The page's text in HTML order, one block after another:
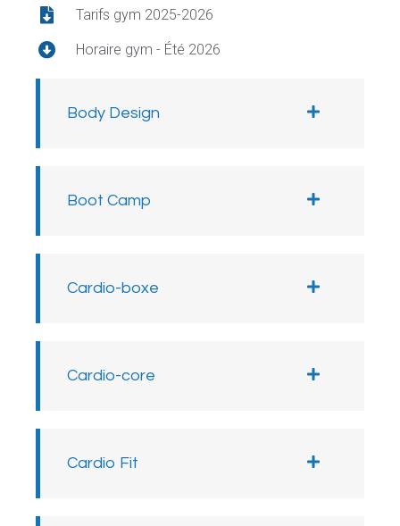
Tarifs gym 2025-2026
Horaire gym - Été 2026
Body Design
Boot Camp
Cardio-boxe
Cardio-core
Cardio Fit